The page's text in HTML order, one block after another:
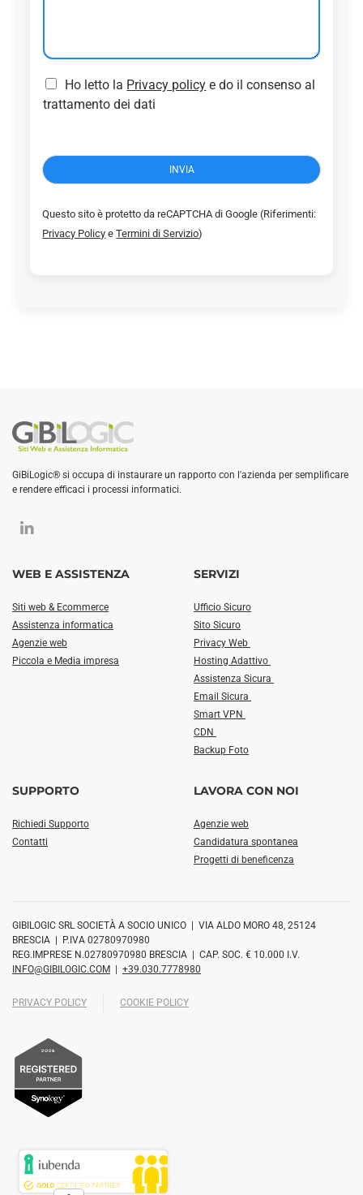
C
o
s
P
r
Ho letto la Privacy policy e do il consenso al
trattamento dei dati
INVIA
Questo sito è protetto da reCAPTCHA di Google (Riferimenti:
Privacy Policy eTermini di Servizio)
GiBiLogic® si occupa di instaurare un rapporto con l'azienda per semplificare
e rendere efficaci i processi informatici.
WEB E ASSISTENZA
Siti web & Ecommerce
Assistenza informatica
Agenzie web
Piccola e Media impresa
SERVIZI
Ufficio Sicuro
Sito Sicuro
Privacy Web
Hosting Adattivo
Assistenza Sicura
Email Sicura
Smart VPN
CDN
Backup Foto
SUPPORTO
Richiedi Supporto
Contatti
LAVORA CON NOI
Agenzie web
Candidatura spontanea
Progetti di beneficenza
GIBILOGIC SRL SOCIETÀ A SOCIO UNICO | VIA ALDO MORO 48, 25124
BRESCIA | P.IVA 02780970980
REG.IMPRESE N.02780970980 BRESCIA | CAP. SOC. € 10.000 I.V.
INFO@GIBILOGIC.COM
+39.030.7778980
PRIVACY POLICY COOKIE POLICY